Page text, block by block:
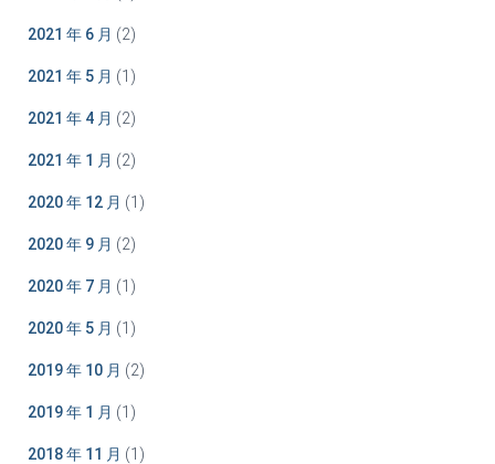
2021 年 6 月 (2)
2021 年 5 月 (1)
2021 年 4 月 (2)
2021 年 1 月 (2)
2020 年 12 月 (1)
2020 年 9 月 (2)
2020 年 7 月 (1)
2020 年 5 月 (1)
2019 年 10 月 (2)
2019 年 1 月 (1)
2018 年 11 月 (1)